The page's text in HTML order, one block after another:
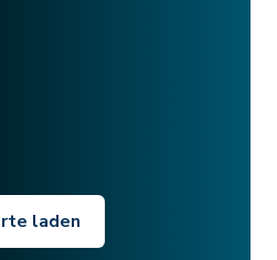
laden